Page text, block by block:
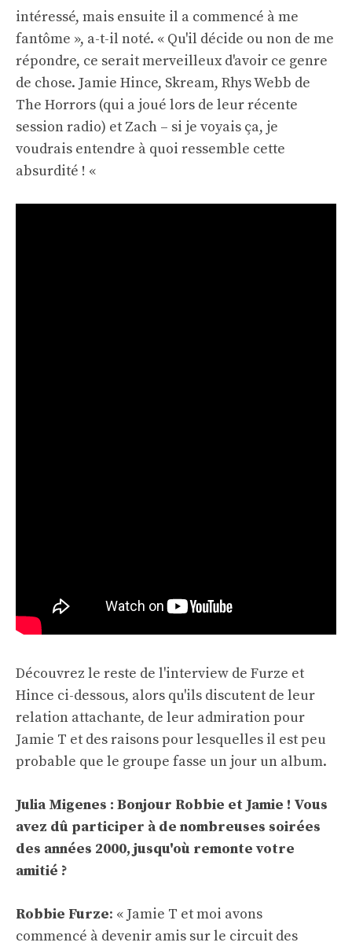
intéressé, mais ensuite il a commencé à me
fantôme », a-t-il noté. « Qu'il décide ou non de me
répondre, ce serait merveilleux d'avoir ce genre
de chose. Jamie Hince, Skream, Rhys Webb de
The Horrors (qui a joué lors de leur récente
session radio) et Zach – si je voyais ça, je
voudrais entendre à quoi ressemble cette
absurdité ! «
Découvrez le reste de l'interview de Furze et
Hince ci-dessous, alors qu'ils discutent de leur
relation attachante, de leur admiration pour
Jamie T et des raisons pour lesquelles il est peu
probable que le groupe fasse un jour un album.
Julia Migenes : Bonjour Robbie et Jamie ! Vous
avez dû participer à de nombreuses soirées
des années 2000, jusqu'où remonte votre
amitié ?
Robbie Furze: « Jamie T et moi avons
commencé à devenir amis sur le circuit des